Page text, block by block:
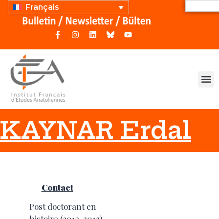
Français
KAYNAR Erdal
Contact
Post doctorant en